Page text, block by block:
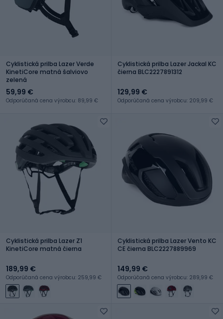
Cyklistická prilba Lazer Verde
KinetiCore matná šalviovo
zelená
59,99 €
Odporúčaná cena výrobcu: 89,99 €
Cyklistická prilba Lazer Jackal KC
čierna BLC2227891312
129,99 €
Odporúčaná cena výrobcu: 209,99 €
Cyklistická prilba Lazer Z1
KinetiCore matná čierna
189,99 €
Odporúčaná cena výrobcu: 259,99 €
Cyklistická prilba Lazer Vento KC
CE čierna BLC2227889969
149,99 €
Odporúčaná cena výrobcu: 289,99 €